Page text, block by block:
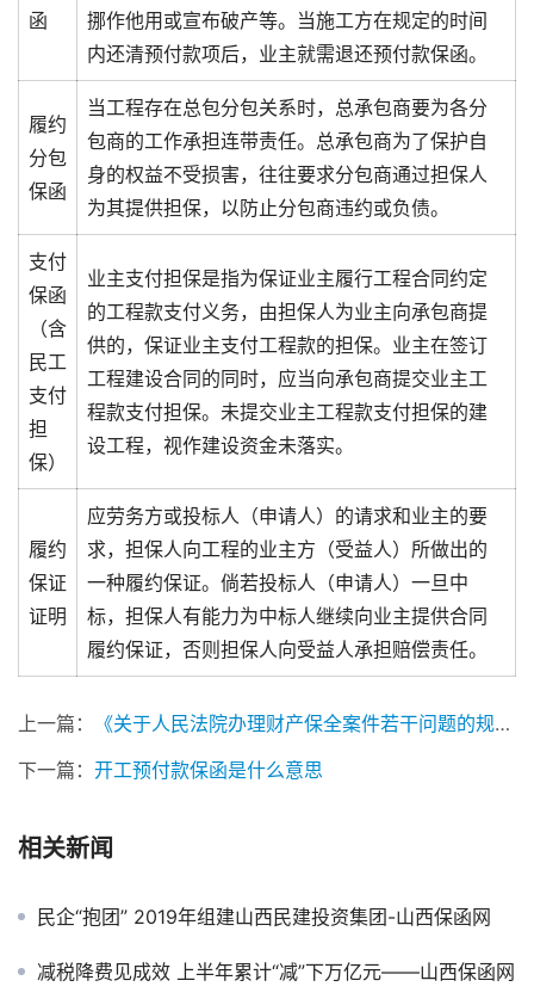
函
挪作他用或宣布破产等。当施工方在规定的时间
内还清预付款项后，业主就需退还预付款保函。
履约
分包
保函
当工程存在总包分包关系时，总承包商要为各分
包商的工作承担连带责任。总承包商为了保护自
身的权益不受损害，往往要求分包商通过担保人
为其提供担保，以防止分包商违约或负债。
支付
保函
（含
民工
支付
担
保）
业主支付担保是指为保证业主履行工程合同约定
的工程款支付义务，由担保人为业主向承包商提
供的，保证业主支付工程款的担保。业主在签订
工程建设合同的同时，应当向承包商提交业主工
程款支付担保。未提交业主工程款支付担保的建
设工程，视作建设资金未落实。
履约
保证
证明
应劳务方或投标人（申请人）的请求和业主的要
求，担保人向工程的业主方（受益人）所做出的
一种履约保证。倘若投标人（申请人）一旦中
标，担保人有能力为中标人继续向业主提供合同
履约保证，否则担保人向受益人承担赔偿责任。
上一篇：
《关于人民法院办理财产保全案件若干问题的规定》
下一篇： 开工预付款保函是什么意思
相关新闻
民企“抱团” 2019年组建山西民建投资集团-山西保函网
减税降费见成效 上半年累计“减”下万亿元——山西保函网